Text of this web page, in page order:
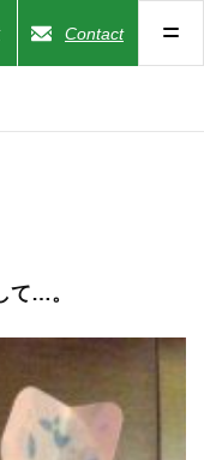
Contact
て…。